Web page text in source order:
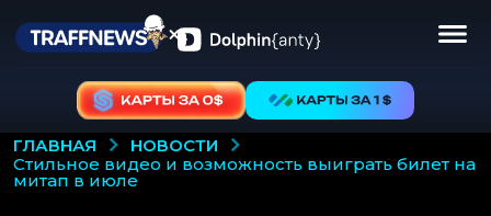
ГЛАВНАЯ
НОВОСТИ
стильное видео и возможность выиграть билет на
митап в июле